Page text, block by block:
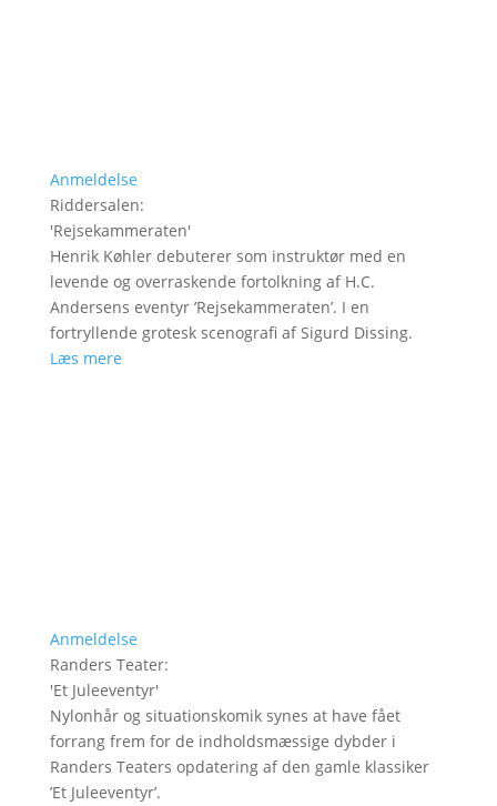
Anmeldelse
Riddersalen:
'Rejsekammeraten'
Henrik Køhler debuterer som instruktør med en
levende og overraskende fortolkning af H.C.
Andersens eventyr ’Rejsekammeraten’. I en
fortryllende grotesk scenografi af Sigurd Dissing.
Læs mere
Anmeldelse
Randers Teater:
'Et Juleeventyr'
Nylonhår og situationskomik synes at have fået
forrang frem for de indholdsmæssige dybder i
Randers Teaters opdatering af den gamle klassiker
’Et Juleeventyr’.